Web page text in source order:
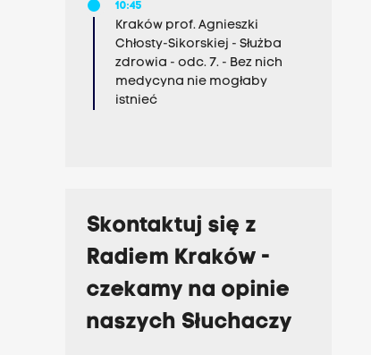
10:45
Kraków prof. Agnieszki
Chłosty-Sikorskiej - Służba
zdrowia - odc. 7. - Bez nich
medycyna nie mogłaby
istnieć
Skontaktuj się z
Radiem Kraków -
czekamy na opinie
naszych Słuchaczy